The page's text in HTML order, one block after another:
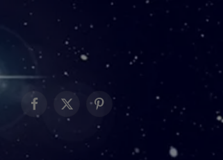
Facebook
X
(Twitter)
Pinterest